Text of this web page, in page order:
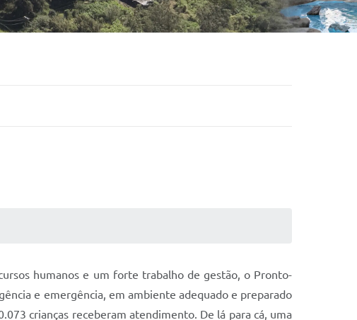
humanos e um forte trabalho de gestão, o Pronto-
e emergência, em ambiente adequado e preparado
crianças receberam atendimento. De lá para cá, uma